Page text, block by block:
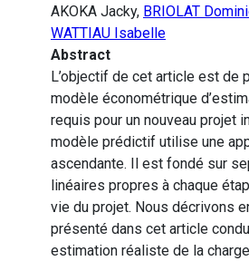
AKOKA Jacky, BRIOLAT
WATTIAU Isabelle
Abstract
L’objectif de cet article est de
modèle économétrique
requis pour un nouveau projet
modèle prédictif utilise une
ascendante. Il est fondé sur
linéaires propres à chaque
vie du projet. Nous décrivons
présenté dans cet article
estimation réaliste de la